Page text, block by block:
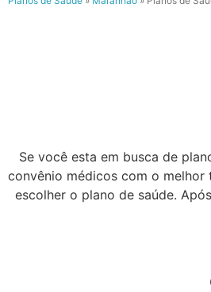
Se você esta em busca de
convênio médicos com o melhor
escolher o plano de saúde.